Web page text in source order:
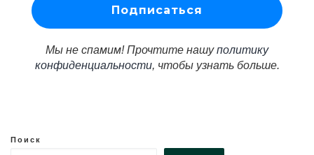
Мы не спамим! Прочтите нашуполитику
конфиденциальности, чтобы узнать больше.
Поиск